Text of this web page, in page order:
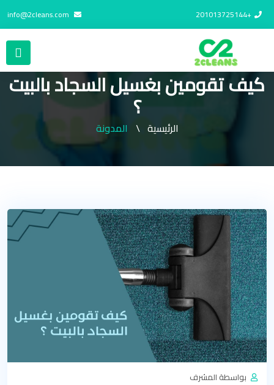
+201013725144
info@2cleans.com
كيف تقومين بغسيل السجاد بالبيت
؟
الرئيسية المدونة
بواسطة المشرف